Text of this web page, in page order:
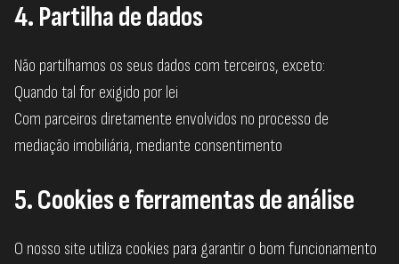
4. Partilha de dados
Não partilhamos os seus dados com terceiros, exceto:
Quando tal for exigido por lei
Com parceiros diretamente envolvidos no processo de
mediação imobiliária, mediante consentimento
5. Cookies e ferramentas de análise
O nosso site utiliza cookies para garantir o bom funcionamento